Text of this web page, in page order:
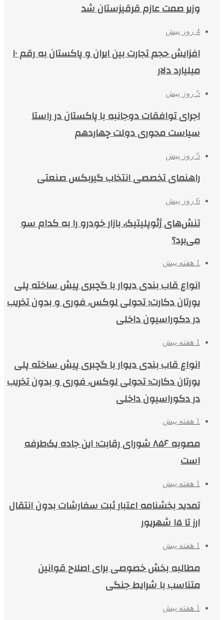
وزیر صمت عازم قرقیزستان شد
4 روز پیش
افزایش حجم تجارت بین ایران و پاکستان به رقم ۱۰
میلیارد دلار
5 روز پیش
اجرای توافقات دوجانبه با پاکستان در راستا
سیاست محوری دولت چهاردهم
5 روز پیش
راهنمای تخصصی انتخاب گیربکس صنعتی
6 روز پیش
تنش‌های ژئوپلیتیک، بازار خودرو را به کدام سو
می‌برد؟
1 هفته پیش
انواع قاب بندی دیوار با گچبری پیش ساخته پلی
یورتان دکارت؛ تحولی لوکس، فوری و بدون تخریب
در دکوراسیون داخلی
1 هفته پیش
انواع قاب بندی دیوار با گچبری پیش ساخته پلی
یورتان دکارت؛ تحولی لوکس، فوری و بدون تخریب
در دکوراسیون داخلی
1 هفته پیش
مصوبه ۸۵۶ شورای رقابت؛ این جاده یک‌طرفه
است
1 هفته پیش
تمدید بخشنامه اعتبار ثبت سفارشات بدون انتقال
ارز تا ۱۵ شهریور
1 هفته پیش
مطالبه بخش خصوصی برای اصلاح قوانین
متناسب با شرایط جنگی
1 هفته پیش